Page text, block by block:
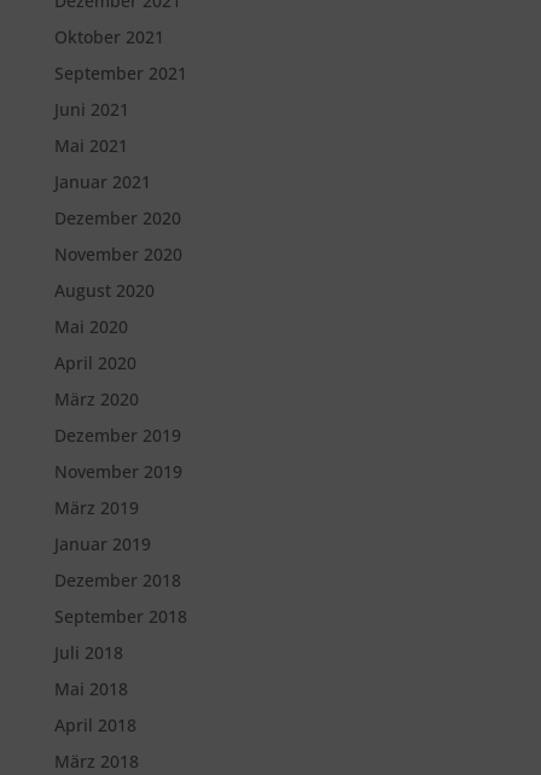
Oktober 2021
September 2021
Juni 2021
Mai 2021
Januar 2021
Dezember 2020
November 2020
August 2020
Mai 2020
April 2020
März 2020
Dezember 2019
November 2019
März 2019
Januar 2019
Dezember 2018
September 2018
Juli 2018
Mai 2018
April 2018
März 2018